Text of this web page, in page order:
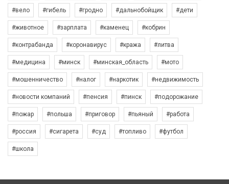
#вело #гибель #гродно #дальнобойщик #дети
#животное #зарплата #каменец #кобрин
#контрабанда #коронавирус #кража #литва
#медицина #минск #минская_область #мото
#мошенничество #налог #наркотик #недвижимость
#новости компаний #пенсия #пинск #подорожание
#пожар #польша #приговор #пьяный #работа
#россия #сигарета #суд #топливо #футбол
#школа